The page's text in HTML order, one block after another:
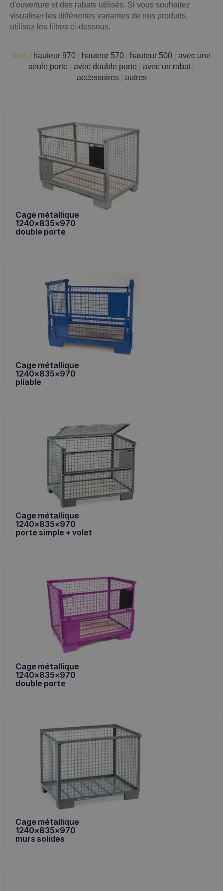
d'ouverture et des rabats utilisés. Si vous souhaitez
visualiser les différentes variantes de nos produits,
utilisez les filtres ci-dessous.
tous hauteur 970 hauteur 570 hauteur 500
avec une
seule porte
avec double porte avec un rabat
accessoires
autres
Cage métallique
1240x835x970
double porte
Cage métallique
1240x835x970
pliable
Cage métallique
1240x835x970
porte simple + volet
Cage métallique
1240x835x970
double porte
Cage métallique
1240x835x970
murs solides